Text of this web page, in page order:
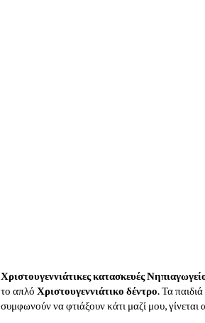
Χριστουγεννιάτικες κατασκευές
το απλό Χριστουγεννιάτικο δέντρο. Τα
συμφωνούν να φτιάξουν κάτι μαζί μου, γίνεται